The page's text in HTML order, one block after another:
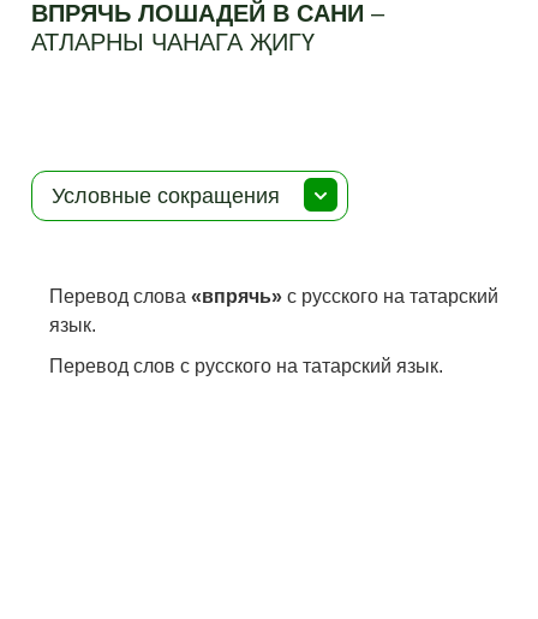
ВПРЯЧЬ ЛОШАДЕЙ В САНИ–
АТЛАРНЫ ЧАНАГА ҖИГҮ
Условные сокращения
Перевод слова«впрячь» с русского на татарский
язык.
Перевод слов с русского на татарский язык.